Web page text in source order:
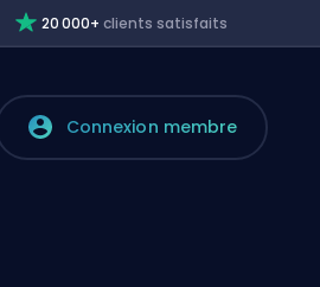
20 000+clients satisfaits
Connexion membre